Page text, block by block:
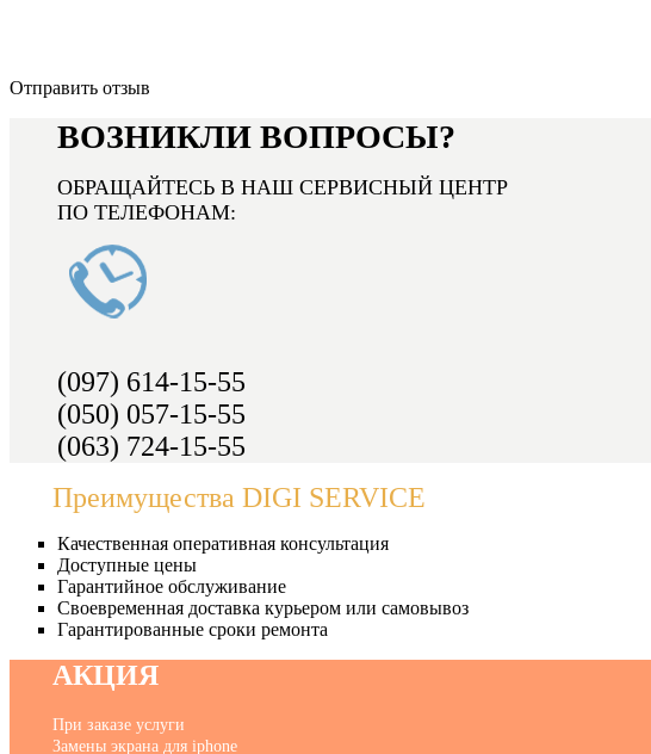
Отправить отзыв
ВОЗНИКЛИ ВОПРОСЫ?
ОБРАЩАЙТЕСЬ В НАШ СЕРВИСНЫЙ ЦЕНТР
ПО ТЕЛЕФОНАМ:
(097) 614-15-55
(050) 057-15-55
(063) 724-15-55
Преимущества DIGI SERVICE
Качественная оперативная консультация
Доступные цены
Гарантийное обслуживание
Своевременная доставка курьером или самовывоз
Гарантированные сроки ремонта
АКЦИЯ
При заказе услуги
Замены экрана для iphone